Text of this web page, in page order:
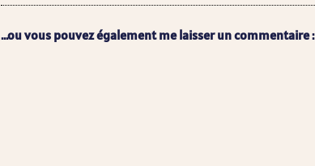
...ou vous pouvez également me laisser un commentaire :